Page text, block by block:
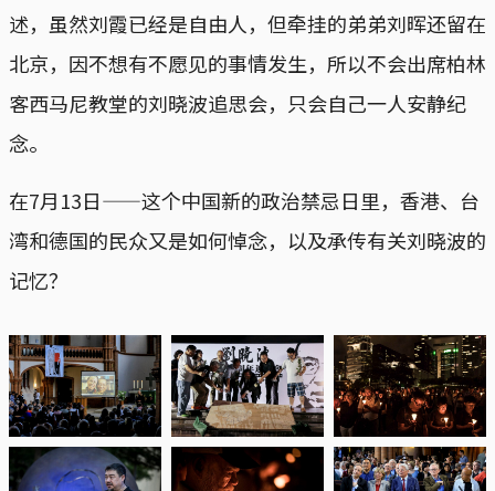
述，虽然刘霞已经是自由人，但牵挂的弟弟刘晖还留在
北京，因不想有不愿见的事情发生，所以不会出席柏林
客西马尼教堂的刘晓波追思会，只会自己一人安静纪
念。
在7月13日——这个中国新的政治禁忌日里，香港、台
湾和德国的民众又是如何悼念，以及承传有关刘晓波的
记忆？